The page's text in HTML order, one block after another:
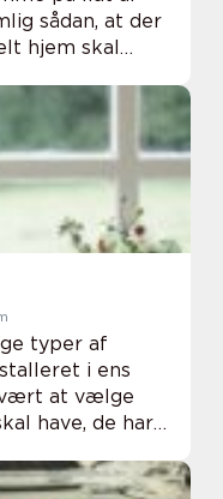
sådan, at der
hjem skal
del. T...
typer af
i ens
at vælge
have, de har
inden man